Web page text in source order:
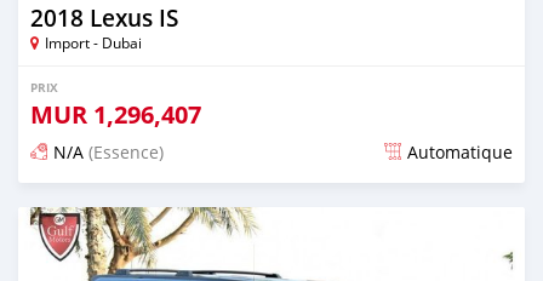
2018 Lexus IS
Import - Dubai
PRIX
MUR 1,296,407
N/A (Essence) Automatique
Publié il y a presque 6 ans